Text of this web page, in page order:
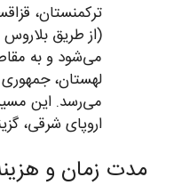
ترکمنستان،
(از طریق بلاروس
می‌شود و به
لهستان،
می‌رسد. این
اروپای شرقی،
مدت زمان و